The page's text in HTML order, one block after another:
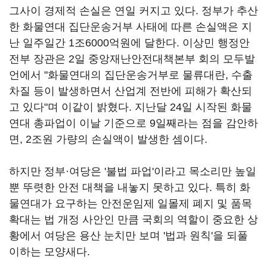
그사이 경제적 손실은 연일 커지고 있다. 정부가 추산
한 화물연대 집단운송거부 사태에 따른 손실액은 지
난 일주일간 1조6000억원에 달한다. 이상민 행정안
전부 장관은 2일 중앙재난안전대책본부 회의 모두발
언에서 "화물연대의 집단운송거부로 물류대란, 수출
차질 등이 발생하면서 산업계 전반에 피해가 확산되
고 있다"며 이같이 밝혔다. 지난달 24일 시작된 화물
연대 총파업이 이날 기준으로 9일째라는 점을 감안하
면, 2조원 가량의 손실액이 발생한 셈이다.
하지만 정부·여당은 '불법 파업'이라고 목소리만 높일
뿐 뚜렷한 안전 대책을 내놓지 못하고 있다. 특히 화
물연대가 요구하는 안전운임제 일몰제 폐지 및 품목
확대는 법 개정 사안인 만큼 국회의 역할이 중요한 상
황에서 여당은 용산 눈치만 보며 '법과 원칙'을 되풀
이하는 모양새다.